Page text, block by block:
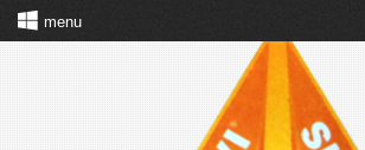
menu